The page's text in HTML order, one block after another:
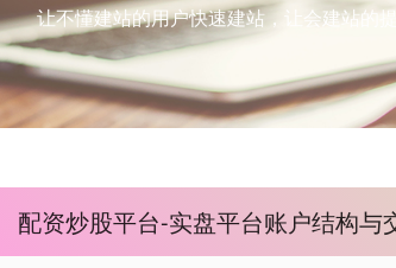
让不懂建站的用户快速建站，让会建站的
配资炒股平台-实盘平台账户结构